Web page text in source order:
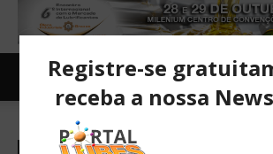
Carro e Moto Moto Newsletter